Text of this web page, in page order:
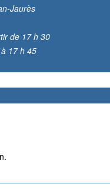
Jaurès
de 17 h 30
17 h 45